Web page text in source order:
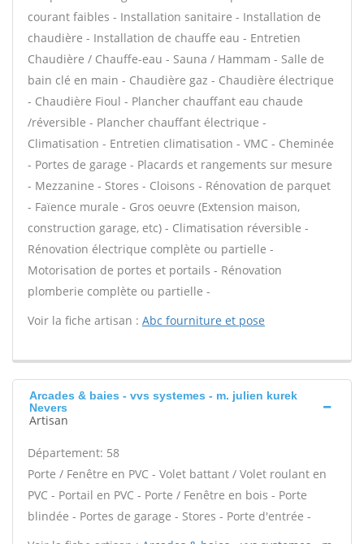
courant faibles - Installation sanitaire - Installation de
chaudière - Installation de chauffe eau - Entretien
Chaudière / Chauffe-eau - Sauna / Hammam - Salle de
bain clé en main - Chaudière gaz - Chaudière électrique
- Chaudière Fioul - Plancher chauffant eau chaude
/réversible - Plancher chauffant électrique -
Climatisation - Entretien climatisation - VMC - Cheminée
- Portes de garage - Placards et rangements sur mesure
- Mezzanine - Stores - Cloisons - Rénovation de parquet
- Faïence murale - Gros oeuvre (Extension maison,
construction garage, etc) - Climatisation réversible -
Rénovation électrique complète ou partielle -
Motorisation de portes et portails - Rénovation
plomberie complète ou partielle -
Voir la fiche artisan : Abc fourniture et pose
Arcades & baies - vvs systemes - m. julien kurek
Nevers
Artisan
Département: 58
Porte / Fenêtre en PVC - Volet battant / Volet roulant en
PVC - Portail en PVC - Porte / Fenêtre en bois - Porte
blindée - Portes de garage - Stores - Porte d'entrée -